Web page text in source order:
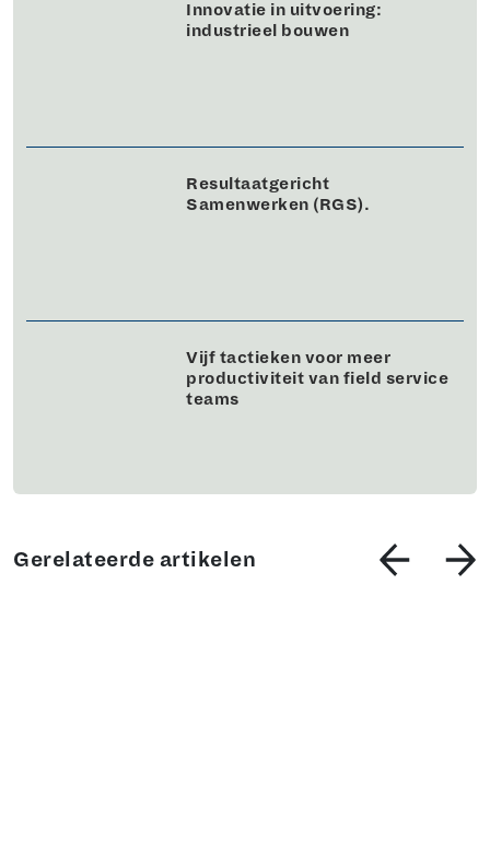
Innovatie in uitvoering:
industrieel bouwen
Resultaatgericht
Samenwerken (RGS).
Vijf tactieken voor meer
productiviteit van field service
teams
Gerelateerde artikelen